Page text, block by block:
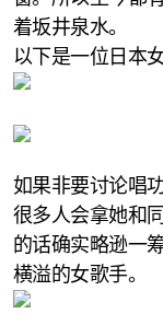
着坂井泉水。
以下是一位日本
如果非要讨论唱
很多人会拿她和
的话确实略逊一
横溢的女歌手。